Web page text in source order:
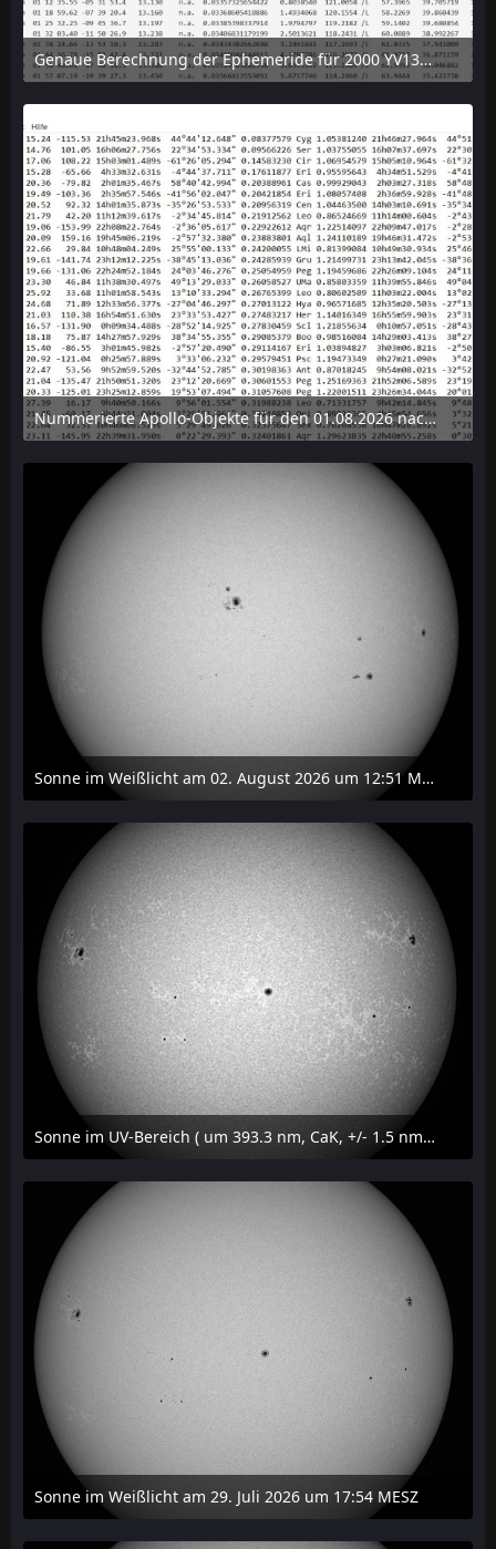
Genaue Berechnung der Ephemeride für 2000 YV137 mit dem online-tool "Horizon" des JPL
6. August 2026 um 15:38
Nummerierte Apollo-Objekte für den 01.08.2026 nach Erdabstand sortiert, nur die ersten der 1910 Objekte angezeigt
6. August 2026 um 15:14
Sonne im Weißlicht am 02. August 2026 um 12:51 MESZ
2. August 2026 um 16:37
Sonne im UV-Bereich ( um 393.3 nm, CaK, +/- 1.5 nm) am 29. Juli 2026 um 17:59 MESZ
31. Juli 2026 um 20:03
Sonne im Weißlicht am 29. Juli 2026 um 17:54 MESZ
31. Juli 2026 um 20:03